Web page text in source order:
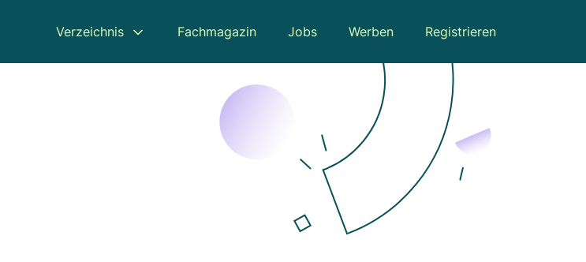
Verzeichnis Fachmagazin Jobs Werben Registrieren